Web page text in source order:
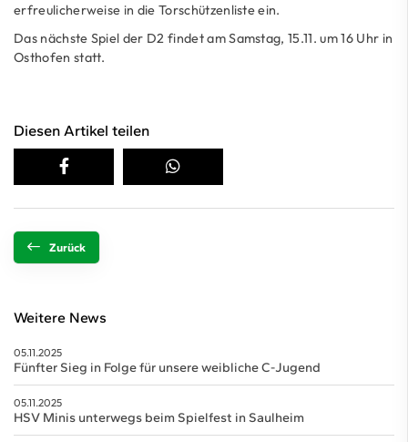
erfreulicherweise in die Torschützenliste ein.
Das nächste Spiel der D2 findet am Samstag, 15.11. um 16 Uhr in
Osthofen statt.
Diesen Artikel teilen
Zurück
Weitere News
05.11.2025
Fünfter Sieg in Folge für unsere weibliche C-Jugend
05.11.2025
HSV Minis unterwegs beim Spielfest in Saulheim